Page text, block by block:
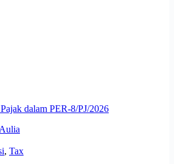
dalam PER-8/PJ/2026
, Tax